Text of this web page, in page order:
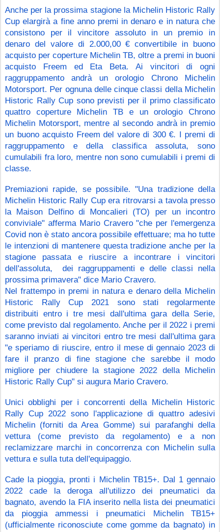
Anche per la prossima stagione la Michelin Historic Rally
Cup elargirà a fine anno premi in denaro e in natura che
consistono per il vincitore assoluto in un premio in
denaro del valore di 2.000,00 € convertibile in buono
acquisto per coperture Michelin TB, oltre a premi in buoni
acquisto Freem ed Eta Beta. Ai vincitori di ogni
raggruppamento andrà un orologio Chrono Michelin
Motorsport. Per ognuna delle cinque classi della Michelin
Historic Rally Cup sono previsti per il primo classificato
quattro coperture Michelin TB e un orologio Chrono
Michelin Motorsport, mentre al secondo andrà in premio
un buono acquisto Freem del valore di 300 €. I premi di
raggruppamento e della classifica assoluta, sono
cumulabili fra loro, mentre non sono cumulabili i premi di
classe.
Premiazioni rapide, se possibile. "Una tradizione della
Michelin Historic Rally Cup era ritrovarsi a tavola presso
la Maison Delfino di Moncalieri (TO) per un incontro
conviviale" afferma Mario Cravero "che per l'emergenza
Covid non è stato ancora possibile effettuare; ma ho tutte
le intenzioni di mantenere questa tradizione anche per la
stagione passata e riuscire a incontrare i vincitori
dell'assoluta,  dei raggruppamenti e delle classi nella
prossima primavera" dice Mario Cravero.
Nel frattempo in premi in natura e denaro della Michelin
Historic Rally Cup 2021 sono stati regolarmente
distribuiti entro i tre mesi dall'ultima gara della Serie,
come previsto dal regolamento. Anche per il 2022 i premi
saranno inviati ai vincitori entro tre mesi dall'ultima gara
"e speriamo di riuscire, entro il mese di gennaio 2023 di
fare il pranzo di fine stagione che sarebbe il modo
migliore per chiudere la stagione 2022 della Michelin
Historic Rally Cup" si augura Mario Cravero.
Unici obblighi per i concorrenti della Michelin Historic
Rally Cup 2022 sono l'applicazione di quattro adesivi
Michelin (forniti da Area Gomme) sui parafanghi della
vettura (come previsto da regolamento) e a non
reclamizzare marchi in concorrenza con Michelin sulla
vettura e sulla tuta dell'equipaggio.
Cade la pioggia, pronti i Michelin TB15+. Dal 1 gennaio
2022 cade la deroga all'utilizzo dei pneumatici da
bagnato, avendo la FIA inserito nella lista dei pneumatici
da pioggia ammessi i pneumatici Michelin TB15+
(ufficialmente riconosciute come gomme da bagnato) in